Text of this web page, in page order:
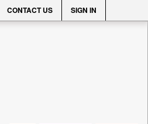
CONTACT US SIGN IN